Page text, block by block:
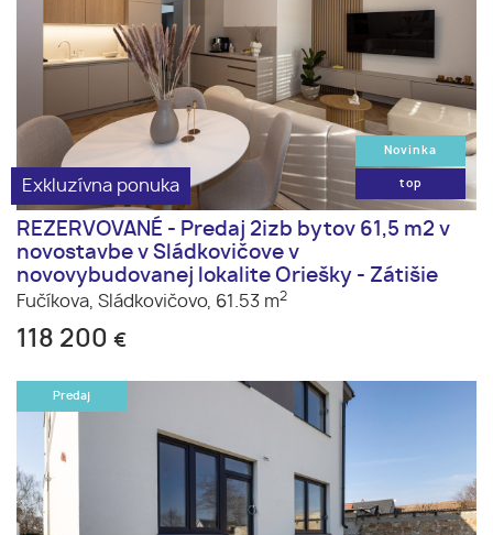
Exkluzívna ponuka
Novinka
top
REZERVOVANÉ - Predaj 2izb bytov 61,5 m2 v
novostavbe v Sládkovičove v
novovybudovanej lokalite Oriešky - Zátišie
Fučíkova, Sládkovičovo, 61.53 m2
118 200 €
Predaj